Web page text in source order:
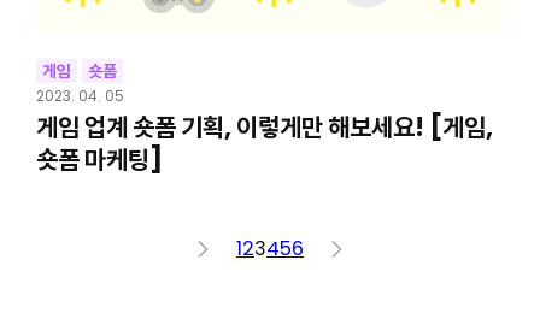
게임 숏폼
2023. 04. 05
게임 업계 숏폼 기획, 이렇게만 해보세요! [게임,
숏폼 마케팅]
< 123456 >